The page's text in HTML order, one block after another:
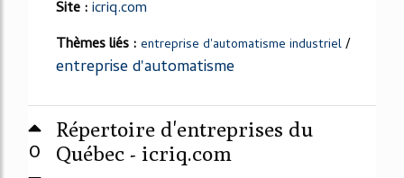
Site :icriq.com
Thèmes liés : entreprise d'automatisme industriel/
entreprise d'automatisme
0
Répertoire d'entreprises du
Québec - icriq.com